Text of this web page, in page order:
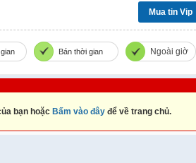
Mua tin Vip
Bán thời gian Ngoài giờ
bạn hoặc Bấm vào đây để về trang chủ.